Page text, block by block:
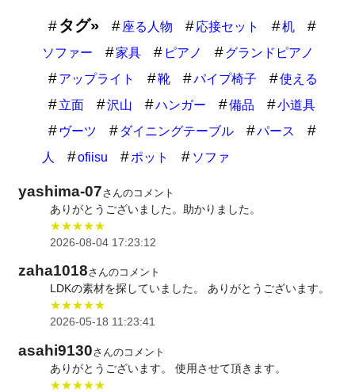
タグ» 座る人物 応接セット
机
ソファー
家具 ピアノ
グランドピアノ
アップライト
靴 パイプ椅子
使える
立面
沢山 ハンガー 備品
小道具
ヴーツ
ダイニングテーブル
パース
人
ofiisu ポット ソファ
yashima-07さんのコメント
ありがとうございました。助かりました。
★★★★★
2026-08-04 17:23:12
zaha1018さんのコメント
LDKの素材を探していました。 ありがとうございます。
★★★★★
2026-05-18 11:23:41
asahi9130さんのコメント
ありがとうございます。 使用させて頂きます。
★★★★★